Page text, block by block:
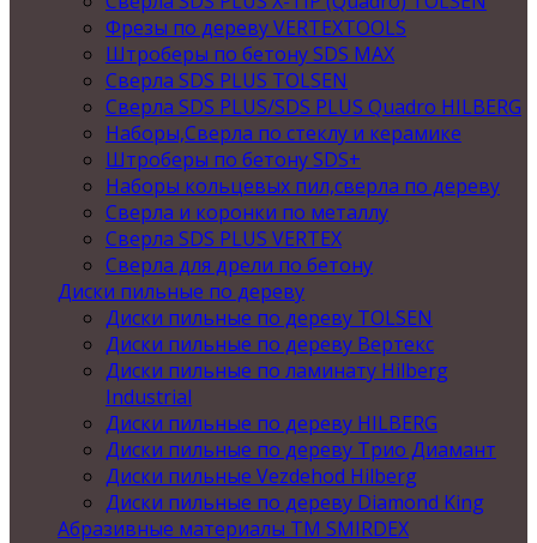
Фрезы по дереву VERTEXTOOLS
Штроберы по бетону SDS MAX
Сверла SDS PLUS TOLSEN
Сверла SDS PLUS/SDS PLUS Quadro HILBERG
Наборы,Сверла по стеклу и керамике
Штроберы по бетону SDS+
Наборы кольцевых пил,сверла по дереву
Сверла и коронки по металлу
Сверла SDS PLUS VERTEX
Сверла для дрели по бетону
Диски пильные по дереву
Диски пильные по дереву TOLSEN
Диски пильные по дереву Вертекс
Диски пильные по ламинату Hilberg
Industrial
Диски пильные по дереву HILBERG
Диски пильные по дереву Трио Диамант
Диски пильные Vezdehod Hilberg
Диски пильные по дереву Diamond King
Абразивные материалы ТМ SMIRDEX